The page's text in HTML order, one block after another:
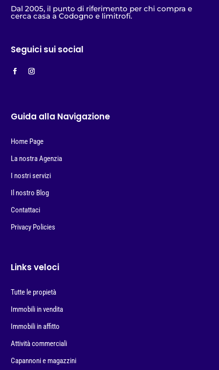
Dal 2005, il punto di riferimento per chi compra e
cerca casa a Codogno e limitrofi.
Seguici sui social
Guida alla Navigazione
Home Page
La nostra Agenzia
I nostri servizi
Il nostro Blog
Contattaci
Privacy Policies
Links veloci
Tutte le propietà
Immobili in vendita
Immobili in affitto
Attività commerciali
Capannoni e magazzini